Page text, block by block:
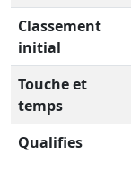
Classement
initial
Touche et
temps
Qualifies